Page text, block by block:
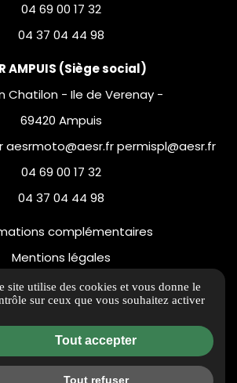
04 69 00 17 32
04 37 04 44 98
AMPUIS (Siège social)
Chatilon - Ile de Verenay -
69420 Ampuis
permispl@aesr.fr
04 69 00 17 32
04 37 04 44 98
complémentaires
Mentions légales
de confidentialité
Flux RSS
Gestion des cookies
site utilise des cookies et vous donne le
sur ceux que vous souhaitez activer
Tout accepter
Tout refuser